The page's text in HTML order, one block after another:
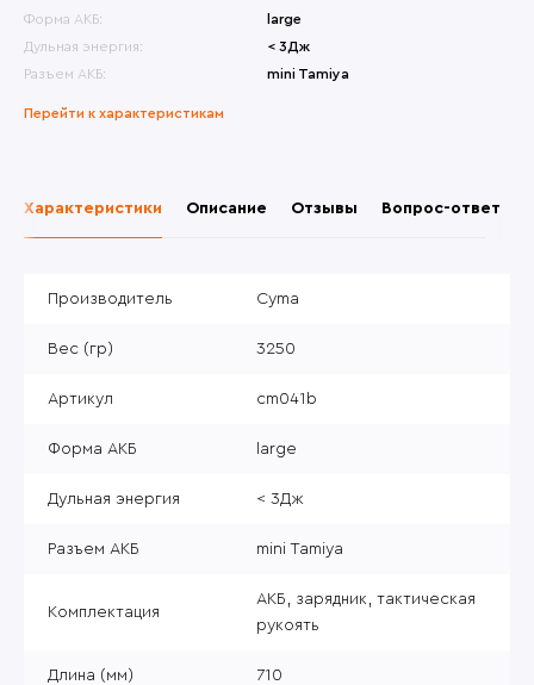
Форма АКБ:
large
Дульная энергия:
< 3Дж
Разъем АКБ:
mini Tamiya
Перейти к характеристикам
Характеристики Описание Отзывы Вопрос-ответ
Производитель Cyma
Вес (гр) 3250
Артикул cm041b
Форма АКБ large
Дульная энергия < 3Дж
Разъем АКБ mini Tamiya
Комплектация
АКБ, зарядник, тактическая
рукоять
Длина (мм) 710